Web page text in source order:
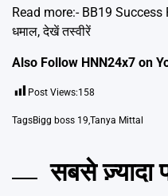
Read more:- BB19 Success
धमाल, देखें तस्वीरें
Also Follow HNN24x7 on
Post Views:158
TagsBigg boss 19 Tanya Mittal
सबसे ज़्यादा